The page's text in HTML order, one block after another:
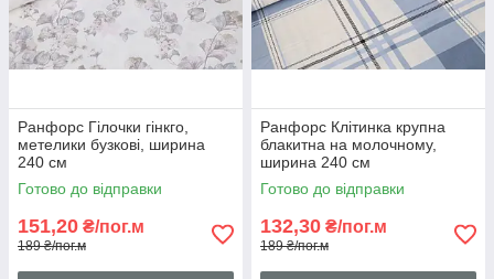
Ранфорс Гілочки гінкго,
метелики бузкові, ширина
240 см
Готово до відправки
151,20 ₴/пог.м
189 ₴/пог.м
Ранфорс Клітинка крупна
блакитна на молочному,
ширина 240 см
Готово до відправки
132,30 ₴/пог.м
189 ₴/пог.м